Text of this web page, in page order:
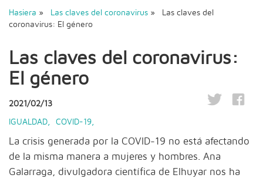
Hasiera » Las claves del coronavirus » Las claves del
coronavirus: El género
Las claves del coronavirus:
El género
2021/02/13
IGUALDAD COVID-19
La crisis generada por la COVID-19 no está afectando
de la misma manera a mujeres y hombres. Ana
Galarraga, divulgadora científica de Elhuyar nos ha